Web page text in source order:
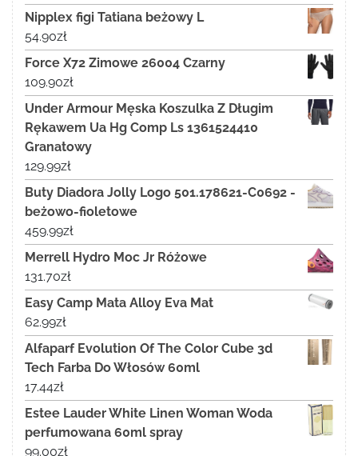
Nipplex figi Tatiana beżowy L
54.90zł
Force X72 Zimowe 26004 Czarny
109.90zł
Under Armour Męska Koszulka Z Długim
Rękawem Ua Hg Comp Ls 1361524410
Granatowy
129.99zł
Buty Diadora Jolly Logo 501.178621-C0692 -
beżowo-fioletowe
459.99zł
Merrell Hydro Moc Jr Różowe
131.70zł
Easy Camp Mata Alloy Eva Mat
62.99zł
Alfaparf Evolution Of The Color Cube 3d
Tech Farba Do Włosów 60ml
17.44zł
Estee Lauder White Linen Woman Woda
perfumowana 60ml spray
99.00zł